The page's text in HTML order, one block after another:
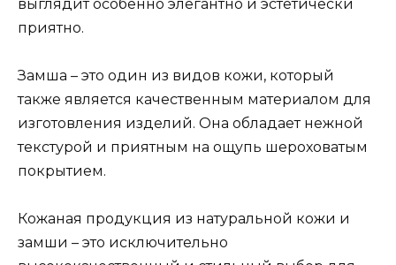
выглядит особенно элегантно и эстетически
приятно.
Замша – это один из видов кожи, который
также является качественным материалом для
изготовления изделий. Она обладает нежной
текстурой и приятным на ощупь шероховатым
покрытием.
Кожаная продукция из натуральной кожи и
замши – это исключительно